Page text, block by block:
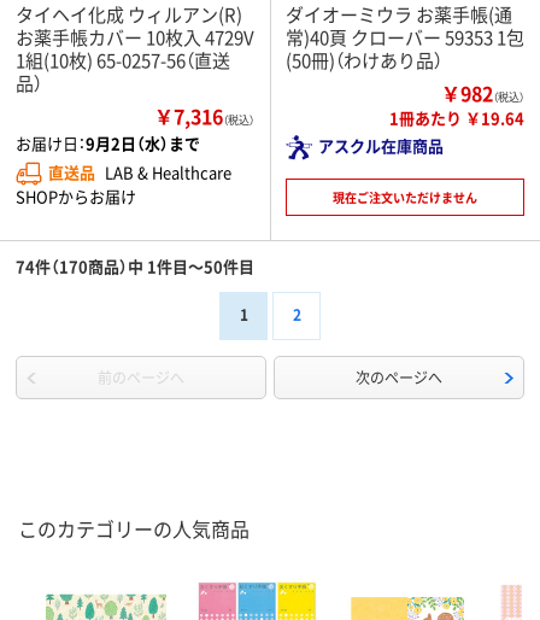
タイヘイ化成 ウィルアン(R)
お薬手帳カバー 10枚入 4729V
1組(10枚) 65-0257-56（直送
品）
￥7,316（税込）
お届け日：9月2日（水）まで
直送品 LAB & Healthcare
SHOPからお届け
ダイオーミウラ お薬手帳(通
常)40頁 クローバー 59353 1包
(50冊)（わけあり品）
￥982（税込）
1冊あたり ￥19.64
アスクル在庫商品
現在ご注文いただけません
74件（170商品）中 1件目～50件目
1 2
前のページへ 次のページへ
このカテゴリーの人気商品